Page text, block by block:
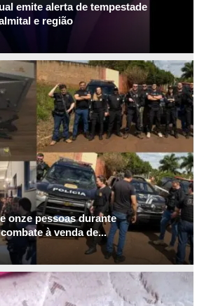
emite alerta de tempestade
e região
onze pessoas durante
à venda de...